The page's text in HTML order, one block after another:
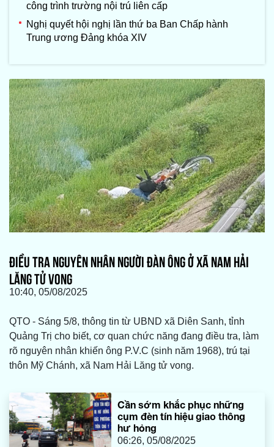
công trình trường nội trú liên cấp
Nghị quyết hội nghị lần thứ ba Ban Chấp hành
Trung ương Đảng khóa XIV
ĐIỀU TRA NGUYÊN NHÂN NGƯỜI ĐÀN ÔNG Ở XÃ NAM HẢI
LĂNG TỬ VONG
10:40, 05/08/2025
QTO - Sáng 5/8, thông tin từ UBND xã Diên Sanh, tỉnh
Quảng Trị cho biết, cơ quan chức năng đang điều tra, làm
rõ nguyên nhân khiến ông P.V.C (sinh năm 1968), trú tại
thôn Mỹ Chánh, xã Nam Hải Lăng tử vong.
Cần sớm khắc phục những
cụm đèn tín hiệu giao thông
hư hỏng
06:26, 05/08/2025